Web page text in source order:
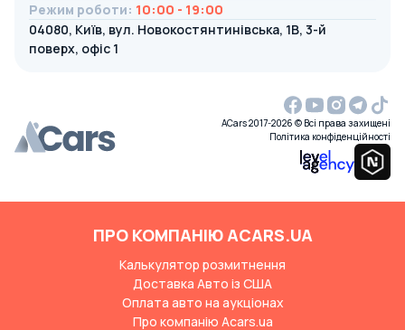
Режим роботи: 10:00 - 19:00
04080, Київ, вул. Новокостянтинівська, 1В, 3-й
поверх, офіс 1
ACars 2017-2026 © Всі права захищені
Політика конфіденційності
ПРО КОМПАНІЮ ACARS.UA
Калькулятор розмитнення
Доставка Авто із США
Оплата авто на аукціонах
Про компанію Acars.ua